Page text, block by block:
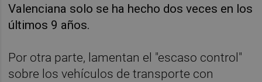
Valenciana solo se ha hecho dos veces en los
últimos 9 años.
Por otra parte, lamentan el "escaso control"
sobre los vehículos de transporte con